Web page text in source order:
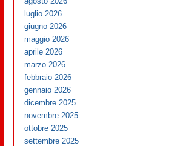
luglio 2026
giugno 2026
maggio 2026
aprile 2026
marzo 2026
febbraio 2026
gennaio 2026
dicembre 2025
novembre 2025
ottobre 2025
settembre 2025